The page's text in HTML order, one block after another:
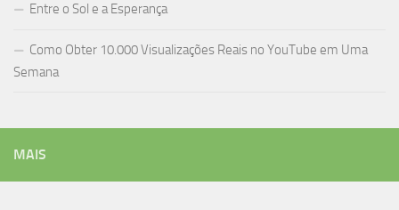
Entre o Sol e a Esperança
Como Obter 10.000 Visualizações Reais no YouTube em Uma
Semana
MAIS